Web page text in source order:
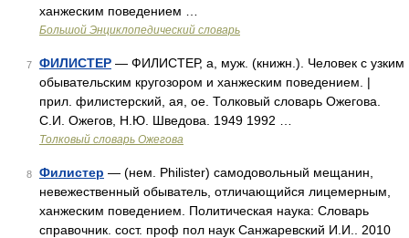
ханжеским поведением …
Большой Энциклопедический словарь
7 ФИЛИСТЕР — ФИЛИСТЕР, а, муж. (книжн.). Человек с узким
обывательским кругозором и ханжеским поведением. |
прил. филистерский, ая, ое. Толковый словарь Ожегова.
С.И. Ожегов, Н.Ю. Шведова. 1949 1992 …
Толковый словарь Ожегова
8 Филистер — (нем. Philister) самодовольный мещанин,
невежественный обыватель, отличающийся лицемерным,
ханжеским поведением. Политическая наука: Словарь
справочник. сост. проф пол наук Санжаревский И.И.. 2010